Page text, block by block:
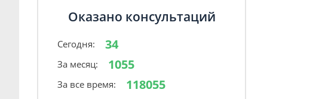
Оказано консультаций
Сегодня: 34
За месяц: 1055
За все время: 118055